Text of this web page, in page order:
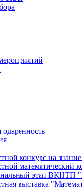
одаренность
конкурс на
математический
этап ВКНТП
выставка